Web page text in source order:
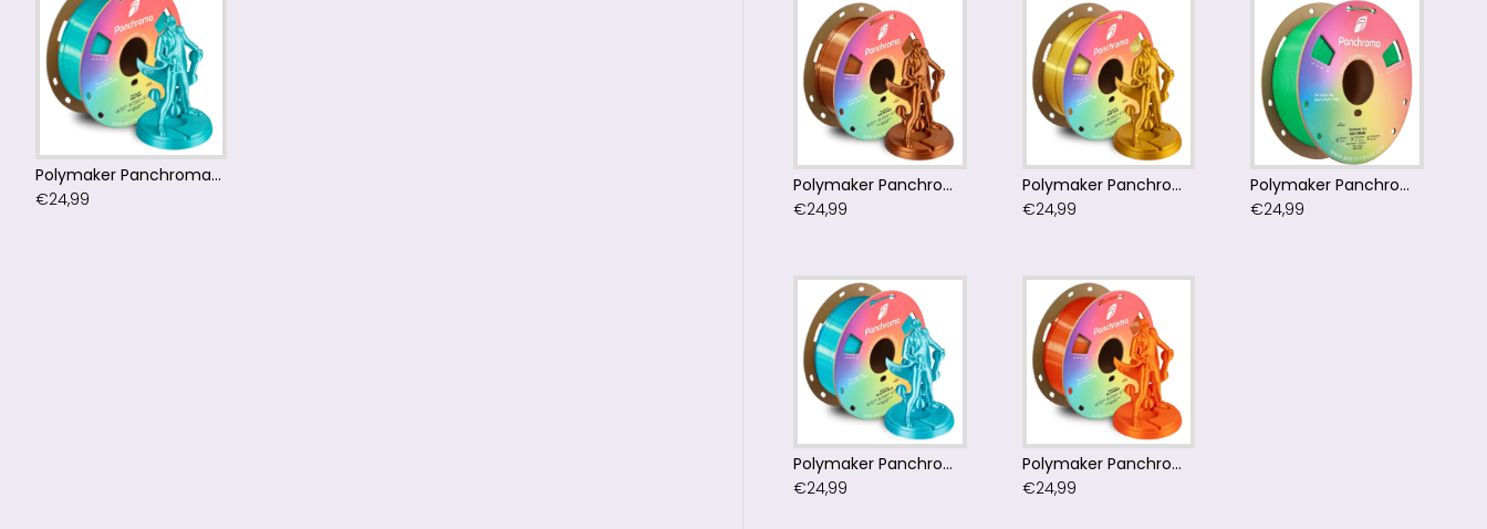
Polymaker Panchroma™ PLA Silk Teal Filament
€24,99
Polymaker Panchroma™ PLA Silk Bronze Filament
€24,99
Polymaker Panchroma™ PLA Silk Gold Filament
€24,99
Polymaker Panchroma™ PLA Silk Green Filament
€24,99
Polymaker Panchroma™ PLA Silk Light Blue Filament
€24,99
Polymaker Panchroma™ PLA Silk Orange Filament
€24,99